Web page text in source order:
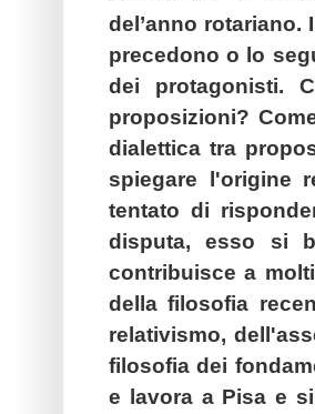
del’anno
precedono o lo
dei protagonisti.
proposizioni?
dialettica tra
spiegare l'origine
tentato di
disputa, esso si
contribuisce a
della filosofia
relativismo,
filosofia dei
e lavora a Pisa e